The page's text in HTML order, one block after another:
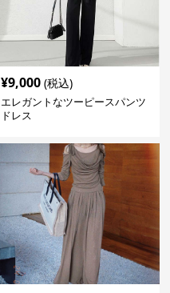
¥9,000 (税込)
エレガントなツーピースパンツ
ドレス